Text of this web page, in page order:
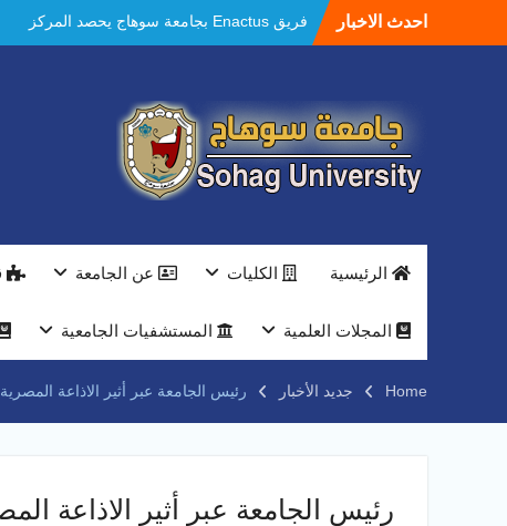
احدث الاخبار
فريق Enactus بجامعة سوهاج يحصد المركز
الاول في الابتكار وتمكين المراة والمركز الثاني
مستشفيات سوهاج الجامعية تحقق إنجازًا طبيًا
جديدًا و تنجح في علاج 3 حالات أكالازيا بتقنية
POEM دون جراحة .
النعماني يلتقي بمدير امن سوهاج الجديد لتقديم
بمعرض الاكاديمية العسكريه علي هامش
النعماني والمدير التنفيذي لشركة وادي النيل
جامعة سوهاج تفتح أبوابها لطلاب الثانوية العامة
الرئيسية الكليات عن الجامعة
المجلات العلمية المستشفيات الجامعية
Home جديد الأخبار رئيس الجامعة عبر أثير الاذاعة
رئيس الجامعة عبر أثير الاذاعة